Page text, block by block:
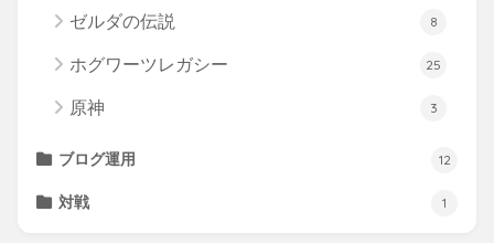
ゼルダの伝説 8
ホグワーツレガシー 25
原神 3
ブログ運用 12
対戦 1